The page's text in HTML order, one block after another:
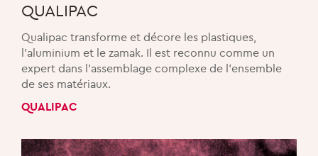
QUALIPAC
Qualipac transforme et décore les plastiques,
l’aluminium et le zamak. Il est reconnu comme un
expert dans l’assemblage complexe de l’ensemble
de ses matériaux.
QUALIPAC